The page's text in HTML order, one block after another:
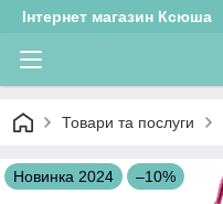
Інтернет магазин Ксюша
Товари та послуги
Новинка 2024 –10%